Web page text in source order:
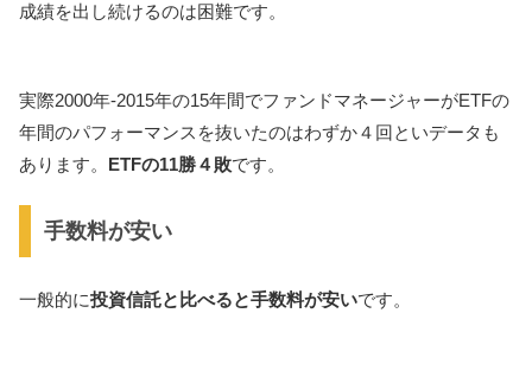
成績を出し続けるのは困難です。
実際2000年-2015年の15年間でファンドマネージャーがETFの
年間のパフォーマンスを抜いたのはわずか４回といデータも
あります。 ETFの11勝４敗です。
手数料が安い
一般的に投資信託と比べると手数料が安いです。